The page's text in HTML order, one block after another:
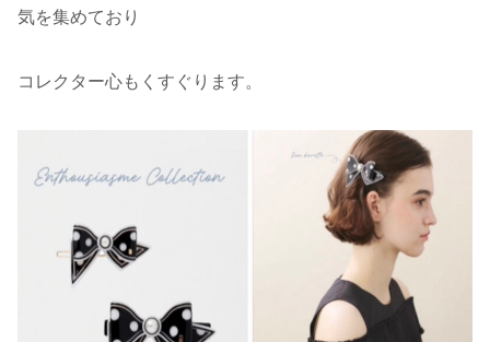
気を集めており
コレクター心もくすぐります。